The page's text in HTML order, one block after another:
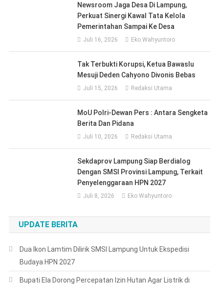
Newsroom Jaga Desa Di Lampung,
Perkuat Sinergi Kawal Tata Kelola
Pemerintahan Sampai Ke Desa
Juli 16, 2026 Eko Wahyuntoro
Tak Terbukti Korupsi, Ketua Bawaslu
Mesuji Deden Cahyono Divonis Bebas
Juli 15, 2026 Redaksi Utama
MoU Polri-Dewan Pers : Antara Sengketa
Berita Dan Pidana
Juli 10, 2026 Redaksi Utama
Sekdaprov Lampung Siap Berdialog
Dengan SMSI Provinsi Lampung, Terkait
Penyelenggaraan HPN 2027
Juli 8, 2026 Eko Wahyuntoro
UPDATE BERITA
Dua Ikon Lamtim Dilirik SMSI Lampung Untuk Ekspedisi
Budaya HPN 2027
Bupati Ela Dorong Percepatan Izin Hutan Agar Listrik di